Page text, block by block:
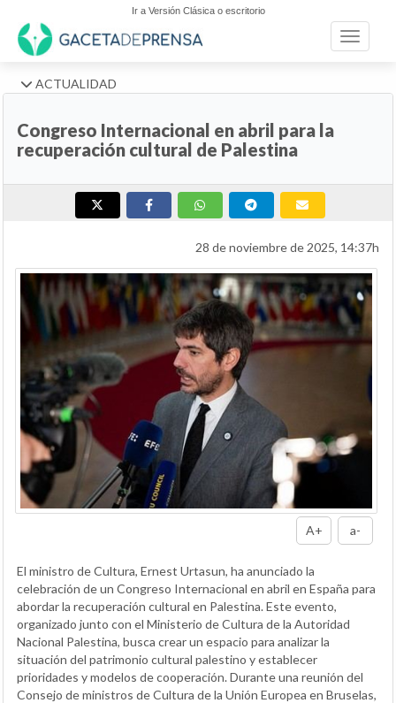
Ir a Versión Clásica o escritorio
Toggle
ACTUALIDAD
Congreso Internacional en abril para la
recuperación cultural de Palestina
28 de noviembre de 2025, 14:37h
A+ a-
El ministro de Cultura, Ernest Urtasun, ha anunciado la
celebración de un Congreso Internacional en abril en España para
abordar la recuperación cultural en Palestina. Este evento,
organizado junto con el Ministerio de Cultura de la Autoridad
Nacional Palestina, busca crear un espacio para analizar la
situación del patrimonio cultural palestino y establecer
prioridades y modelos de cooperación. Durante una reunión del
Consejo de ministros de Cultura de la Unión Europea en Bruselas,